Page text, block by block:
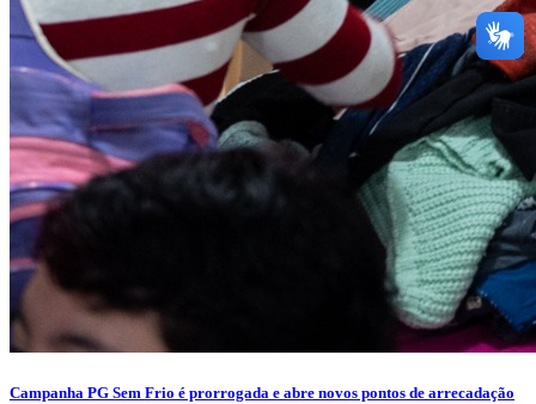
Campanha PG Sem Frio é prorrogada e abre novos pontos de arrecadação